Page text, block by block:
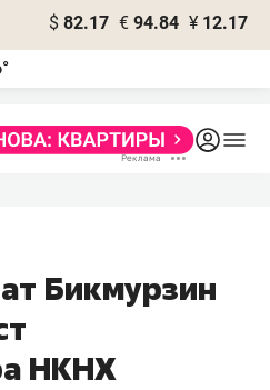
$ 82.17 € 94.84 ¥ 12.17
Бикмурзин
НКНХ